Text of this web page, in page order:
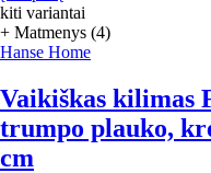
kiti variantai
+ Matmenys (4)
Hanse Home
Vaikiškas kilimas
trumpo plauko,
cm